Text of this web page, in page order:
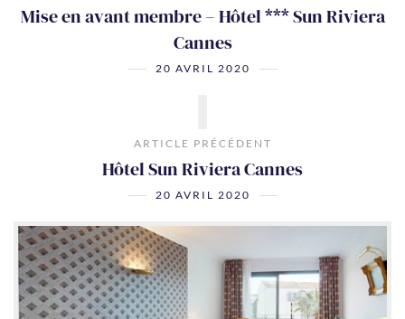
Mise en avant membre – Hôtel *** Sun Riviera
Cannes
20 AVRIL 2020
ARTICLE PRÉCÉDENT
Hôtel Sun Riviera Cannes
20 AVRIL 2020